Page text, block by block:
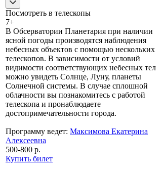
Посмотреть в телескопы
7+
В Обсерватории Планетария при наличии
ясной погоды производятся наблюдения
небесных объектов с помощью нескольких
телескопов. В зависимости от условий
видимости соответствующих небесных тел
можно увидеть Солнце, Луну, планеты
Солнечной системы. В случае сплошной
облачности вы познакомитесь с работой
телескопа и пронаблюдаете
достопримечательности города.
Программу ведет: Максимова Екатерина
Алексеевна
500-800 р.
Купить билет